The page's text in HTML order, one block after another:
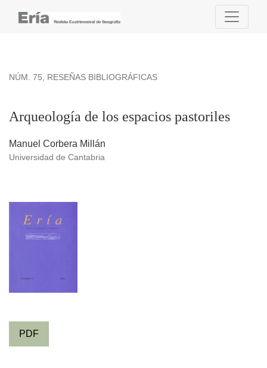
NÚM. 75, RESEÑAS BIBLIOGRÁFICAS
Arqueología de los espacios pastoriles
Manuel Corbera Millán
Universidad de Cantabria
PDF